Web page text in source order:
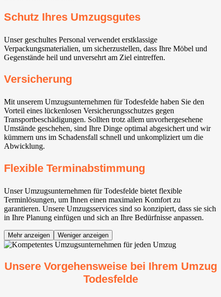
Schutz Ihres Umzugsgutes
Unser geschultes Personal verwendet erstklassige
Verpackungsmaterialien, um sicherzustellen, dass Ihre Möbel und
Gegenstände heil und unversehrt am Ziel eintreffen.
Versicherung
Mit unserem Umzugsunternehmen für Todesfelde haben Sie den
Vorteil eines lückenlosen Versicherungsschutzes gegen
Transportbeschädigungen. Sollten trotz allem unvorhergesehene
Umstände geschehen, sind Ihre Dinge optimal abgesichert und wir
kümmern uns im Schadensfall schnell und unkompliziert um die
Abwicklung.
Flexible Terminabstimmung
Unser Umzugsunternehmen für Todesfelde bietet flexible
Terminlösungen, um Ihnen einen maximalen Komfort zu
garantieren. Unsere Umzugsservices sind so konzipiert, dass sie sich
in Ihre Planung einfügen und sich an Ihre Bedürfnisse anpassen.
Mehr anzeigen Weniger anzeigen
Unsere Vorgehensweise bei Ihrem Umzug
Todesfelde